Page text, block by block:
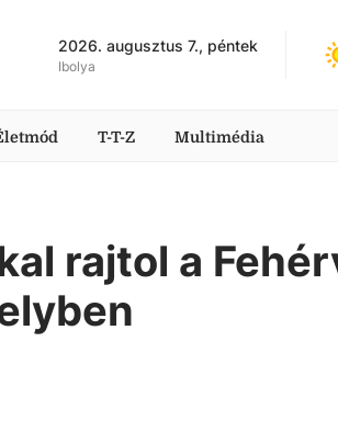
2026. augusztus 7., péntek
Ibolya
T-T-Z Multimédia
rajtol a